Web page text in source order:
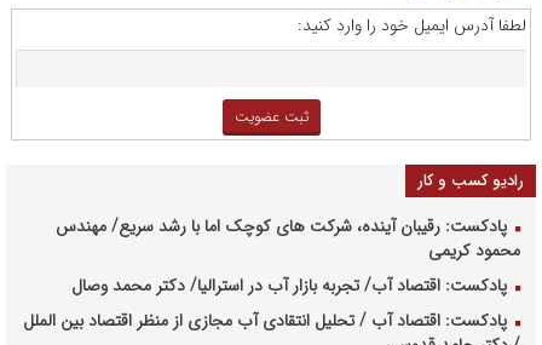
لطفا آدرس ایمیل خود را وارد کنید:
رادیو کسب و کار
پادکست: رقیبان آینده، شرکت های کوچک اما با رشد سریع/ مهندس
محمود کریمی
پادکست: اقتصاد آب/ تجربه بازار آب در استرالیا/ دکتر محمد وصال
پادکست: اقتصاد آب / تحلیل انتقادی آب مجازی از منظر اقتصاد بین الملل